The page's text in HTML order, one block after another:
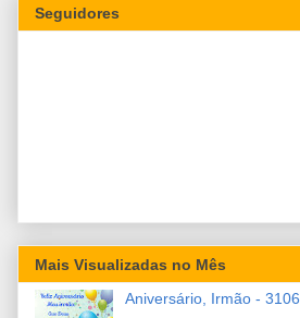
Seguidores
Mais Visualizadas no Mês
Aniversário, Irmão - 3106